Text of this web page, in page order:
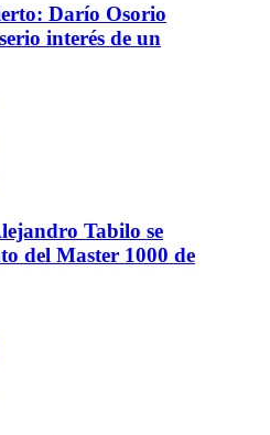
Darío Osorio
interés de un
Tabilo se
del Master 1000 de